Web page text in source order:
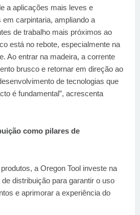
a aplicações mais leves e
carpintaria, ampliando a
de trabalho mais próximos ao
está no rebote, especialmente na
Ao entrar na madeira, a corrente
brusco e retornar em direção ao
de tecnologias que
é fundamental”, acrescenta
como pilares de
a Oregon Tool investe na
distribuição para garantir o uso
e aprimorar a experiência do